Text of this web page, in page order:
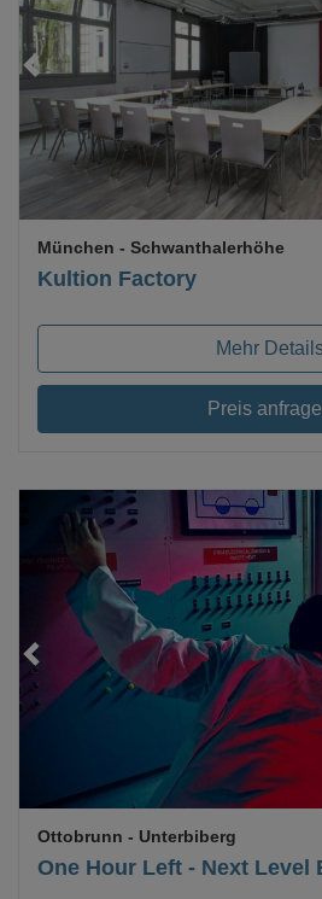
Kultion Factory
München - Schwanthalerhöhe
Mehr
Preis
Loading...
One Hour Left - Next Level
Ottobrunn - Unterbiberg